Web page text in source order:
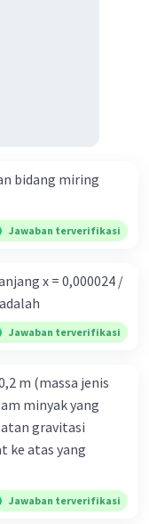
bidang miring
Jawaban terverifikasi
x = 0,000024 /
Jawaban terverifikasi
m (massa jenis
minyak yang
gravitasi
ke atas yang
Jawaban terverifikasi